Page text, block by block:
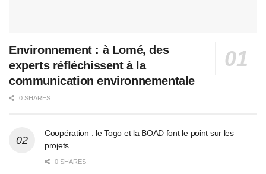
Environnement : à Lomé, des
experts réfléchissent à la
communication environnementale
0 SHARES
Coopération : le Togo et la BOAD font le point sur les
projets
0 SHARES